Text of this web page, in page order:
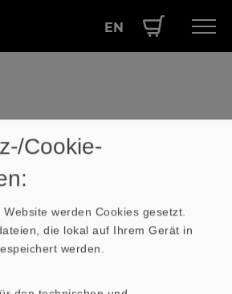
EN
man in der Akustik den
Cookie-
werden Cookies gesetzt.
die lokal auf Ihrem Gerät in
werden.